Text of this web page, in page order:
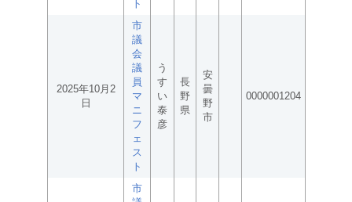
ト
2025年10月2
日
市
議
会
議
員
マ
ニ
フ
ェ
ス
ト
う
す
い
泰
彦
長
野
県
安
曇
野
市
0000001204
市